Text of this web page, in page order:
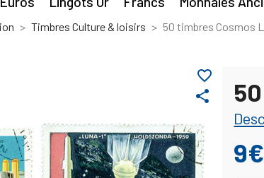
Timbres Culture & loisirs 50 timbres Cosmos
share
favorite_border
9€